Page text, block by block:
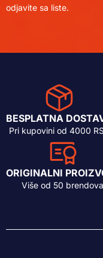
odjavite sa liste.
BESPLATNA
Pri kupovini od 4000
ORIGINALNI
Više od 50 brendova